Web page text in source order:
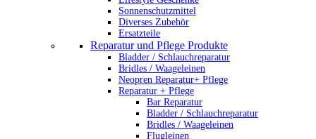
Sonnenschutzmittel
Diverses Zubehör
Ersatzteile
Reparatur und Pflege Produkte
Bladder / Schlauchreparatur
Bridles / Waageleinen
Neopren Reparatur+ Pflege
Reparatur + Pflege
Bar Reparatur
Bladder / Schlauchreparatur
Bridles / Waageleinen
Flugleinen